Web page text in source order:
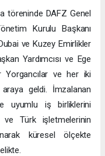
töreninde DAFZ Genel
Kurulu Başkanı
ve Kuzey Emirlikler
Yardımcısı ve Ege
Yorgancılar ve her iki
geldi. İmzalanan
uyumlu iş birliklerini
ve Türk işletmelerinin
küresel ölçekte